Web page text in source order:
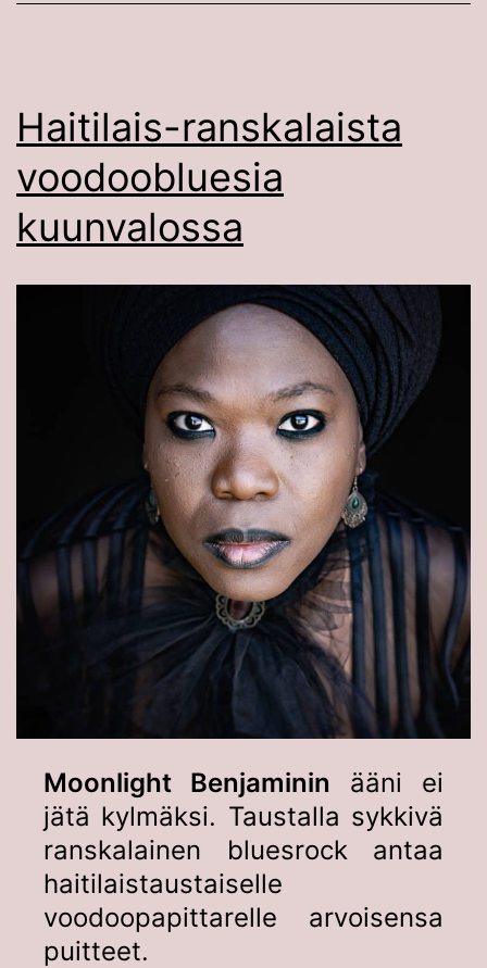
Haitilais-ranskalaista
voodoobluesia
kuunvalossa
Moonlight Benjaminin ääni ei
jätä kylmäksi. Taustalla sykkivä
ranskalainen bluesrock antaa
haitilaistaustaiselle
voodoopapittarelle arvoisensa
puitteet.